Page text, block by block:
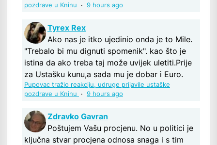
pozdrave u Kninu
· 9 hours ago
Tyrex Rex
Ako nas je itko ujedinio onda je to Mile.
"Trebalo bi mu dignuti spomenik". kao što je
istina da ako treba taj može uvijek uletiti.Prije
za Ustašku kunu,a sada mu je dobar i Euro.
Pupovac tražio reakciju, udruge prijavile ustaške
pozdrave u Kninu
· 9 hours ago
Zdravko Gavran
Poštujem Vašu procjenu. No u politici je
ključna stvar procjena odnosa snaga i s tim